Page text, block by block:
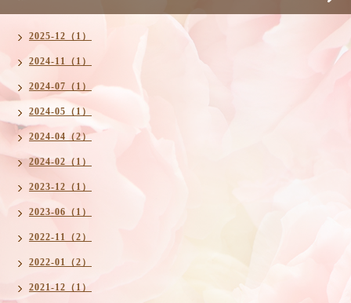
2025-12（1）
2024-11（1）
2024-07（1）
2024-05（1）
2024-04（2）
2024-02（1）
2023-12（1）
2023-06（1）
2022-11（2）
2022-01（2）
2021-12（1）